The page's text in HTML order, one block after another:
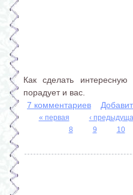
Как сделать интересную
порадует и вас.
7 комментариев
Страницы
« первая
‹
8
9 10